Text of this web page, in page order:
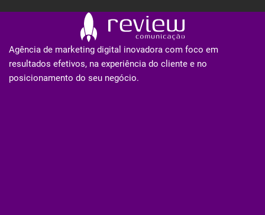
Agência de marketing digital inovadora com foco em
resultados efetivos, na experiência do cliente e no
posicionamento do seu negócio.